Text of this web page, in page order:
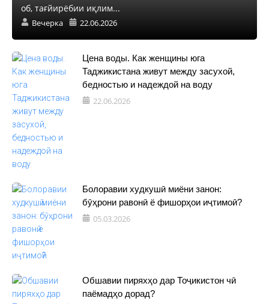
об, тағйирёбии иқлим...
Вечерка 22.06.2026
Цена воды. Как женщины юга
Таджикистана живут между засухой,
бедностью и надеждой на воду
22.06.2026
Болоравии худкушӣ миёни занон:
бӯҳрони равонӣ ё фишорҳои иҷтимоӣ?
05.03.2026
Обшавии пиряхҳо дар Тоҷикистон чӣ
паёмадҳо дорад?